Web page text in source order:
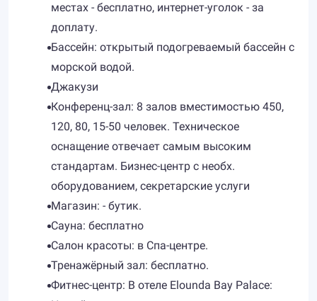
местах - бесплатно, интернет-уголок - за
доплату.
Бассейн: открытый подогреваемый бассейн с
морской водой.
Джакузи
Конференц-зал: 8 залов вместимостью 450,
120, 80, 15-50 человек. Техническое
оснащение отвечает самым высоким
стандартам. Бизнес-центр с необх.
оборудованием, секретарские услуги
Магазин: - бутик.
Сауна: бесплатно
Салон красоты: в Спа-центре.
Тренажёрный зал: бесплатно.
Фитнес-центр: В отеле Elounda Bay Palace: